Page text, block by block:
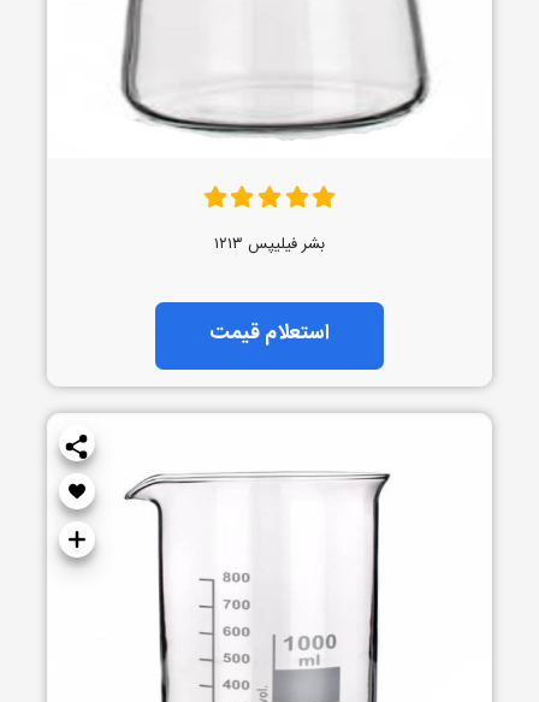
بشر فیلیپس ۱۲۱۳
استعلام قیمت